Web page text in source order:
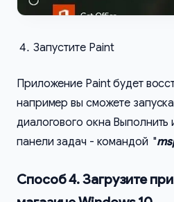
Запустите Paint
Приложение Paint будет
например вы сможете
диалогового окна Выполнить
панели задач - командой "
Способ 4. Загрузите